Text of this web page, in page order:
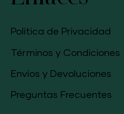
Política de Privacidad
Términos y Condiciones
Envíos y Devoluciones
Preguntas Frecuentes